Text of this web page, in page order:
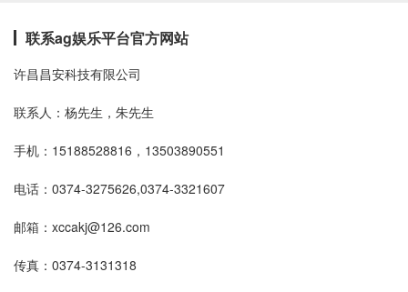
联系ag娱乐平台官方网站
许昌昌安科技有限公司
联系人：杨先生，朱先生
手机：15188528816，13503890551
电话：0374-3275626,0374-3321607
邮箱： xccakj@126.com
传真：0374-3131318